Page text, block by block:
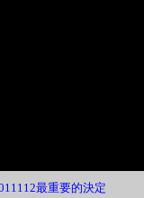
最重要的決定